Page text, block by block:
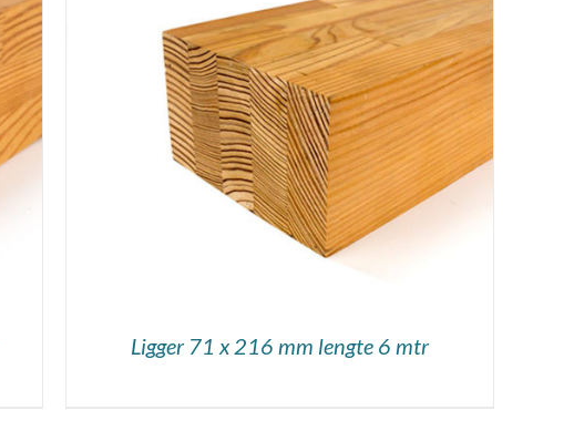
DETAILS
Ligger 71 x 216 mm lengte 6 mtr